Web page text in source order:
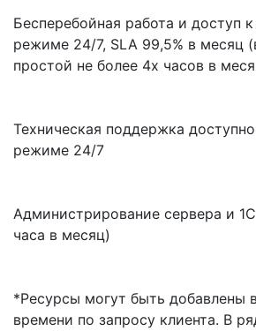
Бесперебойная работа и доступ
режиме 24/7, SLA 99,5% в месяц
простой не более 4х часов в
Техническая поддержка
режиме 24/7
Администрирование сервера и
часа в месяц)
*Ресурсы могут быть добавлены
времени по запросу клиента. В